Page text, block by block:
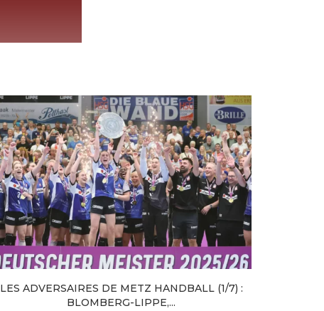
LES ADVERSAIRES DE METZ HANDBALL (1/7) :
BLOMBERG-LIPPE,...